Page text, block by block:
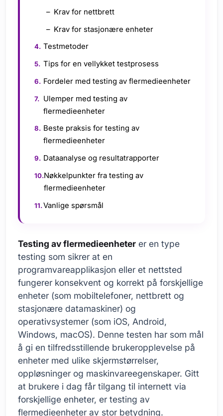
Krav for nettbrett
Krav for stasjonære enheter
Testmetoder
Tips for en vellykket testprosess
Fordeler med testing av flermedieenheter
Ulemper med testing av
flermedieenheter
Beste praksis for testing av
flermedieenheter
Dataanalyse og resultatrapporter
Nøkkelpunkter fra testing av
flermedieenheter
Vanlige spørsmål
Testing av flermedieenheter er en type
testing som sikrer at en
programvareapplikasjon eller et nettsted
fungerer konsekvent og korrekt på forskjellige
enheter (som mobiltelefoner, nettbrett og
stasjonære datamaskiner) og
operativsystemer (som iOS, Android,
Windows, macOS). Denne testen har som mål
å gi en tilfredsstillende brukeropplevelse på
enheter med ulike skjermstørrelser,
oppløsninger og maskinvareegenskaper. Gitt
at brukere i dag får tilgang til internett via
forskjellige enheter, er testing av
flermedieenheter av stor betydning.